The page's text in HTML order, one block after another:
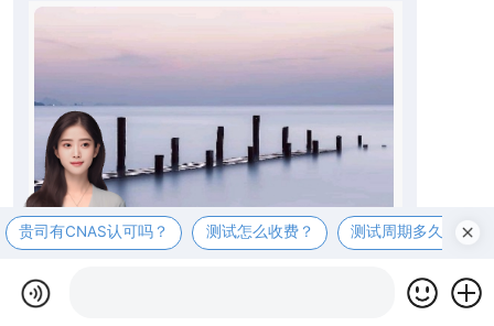
贵司有CNAS认可吗？ 测试怎么收费？ 测试周期多久？